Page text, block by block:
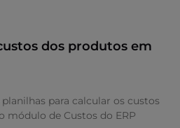
dos produtos em
para calcular os custos
módulo de Custos do ERP